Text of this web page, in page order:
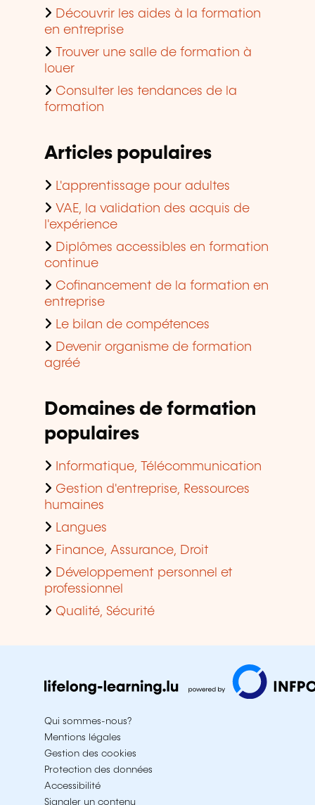
Découvrir les aides à la formation
en entreprise
Trouver une salle de formation à
louer
Consulter les tendances de la
formation
Articles populaires
L'apprentissage pour adultes
VAE, la validation des acquis de
l'expérience
Diplômes accessibles en formation
continue
Cofinancement de la formation en
entreprise
Le bilan de compétences
Devenir organisme de formation
agréé
Domaines de formation
populaires
Informatique, Télécommunication
Gestion d'entreprise, Ressources
humaines
Langues
Finance, Assurance, Droit
Développement personnel et
professionnel
Qualité, Sécurité
Qui sommes-nous?
Mentions légales
Gestion des cookies
Protection des données
Accessibilité
Signaler un contenu